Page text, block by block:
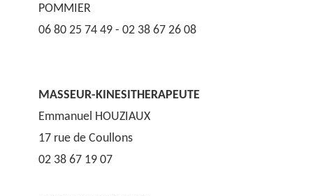
POMMIER
06 80 25 74 49 - 02 38 67 26 08
MASSEUR-KINESITHERAPEUTE
Emmanuel HOUZIAUX
17 rue de Coullons
02 38 67 19 07